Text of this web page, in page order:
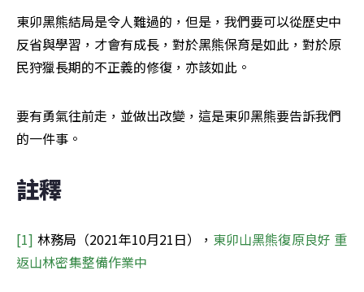
東卯黑熊結局是令人難過的，但是，我們要可以從歷史中
反省與學習，才會有成長，對於黑熊保育是如此，對於原
民狩獵長期的不正義的修復，亦該如此。
要有勇氣往前走，並做出改變，這是東卯黑熊要告訴我們
的一件事。
註釋
[1] 林務局（2021年10月21日）， 東卯山黑熊復原良好 重
返山林密集整備作業中